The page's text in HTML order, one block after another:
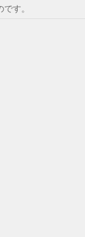
す。